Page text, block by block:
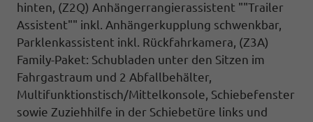
hinten, (Z2Q) Anhängerrangierassistent ""Trailer
Assistent"" inkl. Anhängerkupplung schwenkbar,
Parklenkassistent inkl. Rückfahrkamera, (Z3A)
Family-Paket: Schubladen unter den Sitzen im
Fahrgastraum und 2 Abfallbehälter,
Multifunktionstisch/Mittelkonsole, Schiebefenster
sowie Zuziehhilfe in der Schiebetüre links und